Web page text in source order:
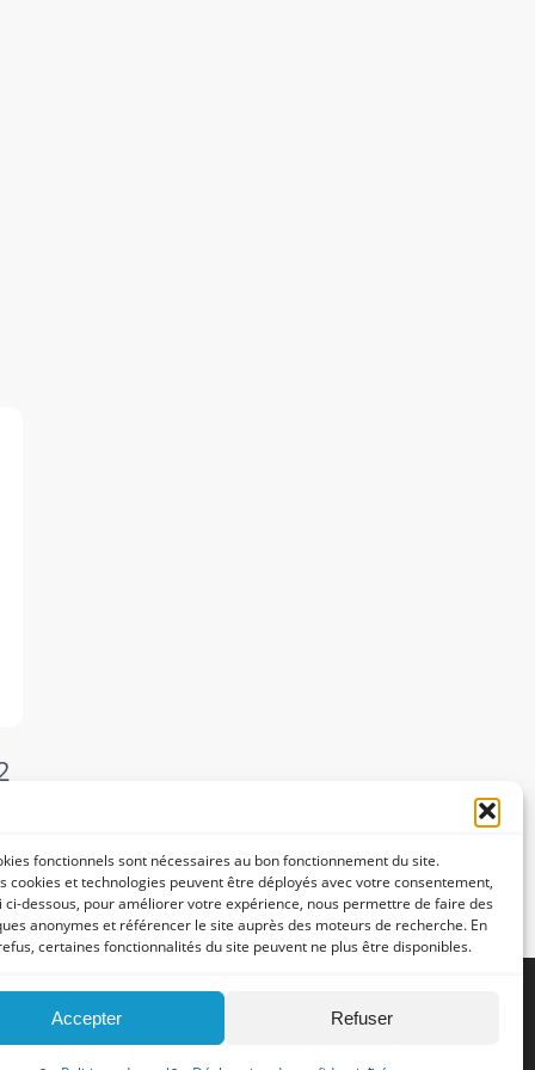
fonctionnels sont nécessaires au bon fonctionnement du site.
cookies et technologies peuvent être déployés avec votre consentement,
ci-dessous, pour améliorer votre expérience, nous permettre de faire des
anonymes et référencer le site auprès des moteurs de recherche. En
certaines fonctionnalités du site peuvent ne plus être disponibles.
Accepter Refuser
Conditions générales d'utilisation